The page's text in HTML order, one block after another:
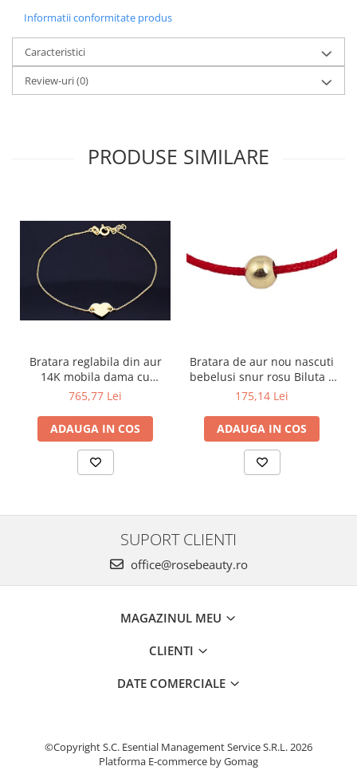
Informatii conformitate produs
Caracteristici
Review-uri(0)
PRODUSE SIMILARE
Bratara reglabila din aur
14K mobila dama cu
Inimioara gravabila
765,77 Lei
ADAUGA IN COS
Bratara de aur nou nascuti
bebelusi snur rosu Biluta 4
mm
175,14 Lei
ADAUGA IN COS
SUPORT CLIENTI
office@rosebeauty.ro
MAGAZINUL MEU
CLIENTI
DATE COMERCIALE
©Copyright S.C. Esential Management Service S.R.L. 2026
Platforma E-commerce by Gomag